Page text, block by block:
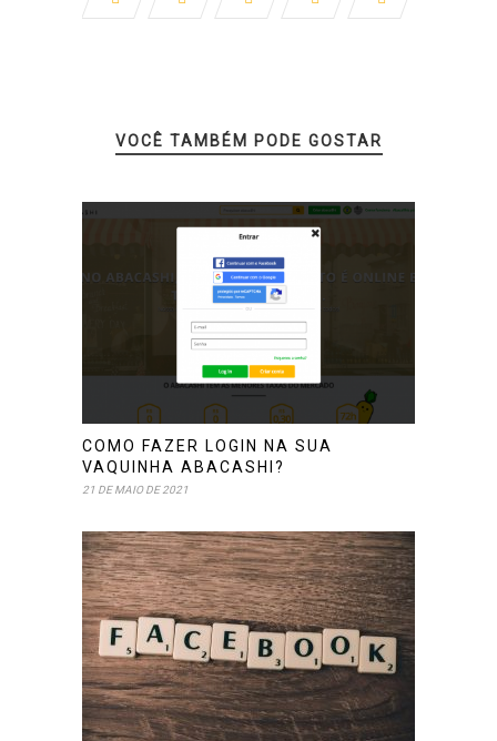
VOCÊ TAMBÉM PODE GOSTAR
COMO FAZER LOGIN NA SUA
VAQUINHA ABACASHI?
21 DE MAIO DE 2021